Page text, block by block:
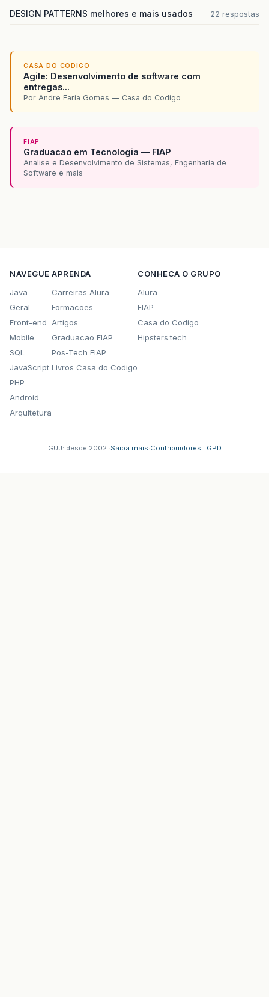
DESIGN PATTERNS melhores e mais usados 22 respostas
CASA DO CODIGO
Agile: Desenvolvimento de software com
entregas...
Por Andre Faria Gomes — Casa do Codigo
FIAP
Graduacao em Tecnologia — FIAP
Analise e Desenvolvimento de Sistemas, Engenharia de
Software e mais
NAVEGUE
Java
Geral
Front-end
Mobile
SQL
JavaScript
PHP
Android
Arquitetura
APRENDA
Carreiras Alura
Formacoes
Artigos
Graduacao FIAP
Pos-Tech FIAP
Livros Casa do Codigo
CONHECA O GRUPO
Alura
FIAP
Casa do Codigo
Hipsters.tech
GUJ: desde 2002. Saiba mais Contribuidores LGPD